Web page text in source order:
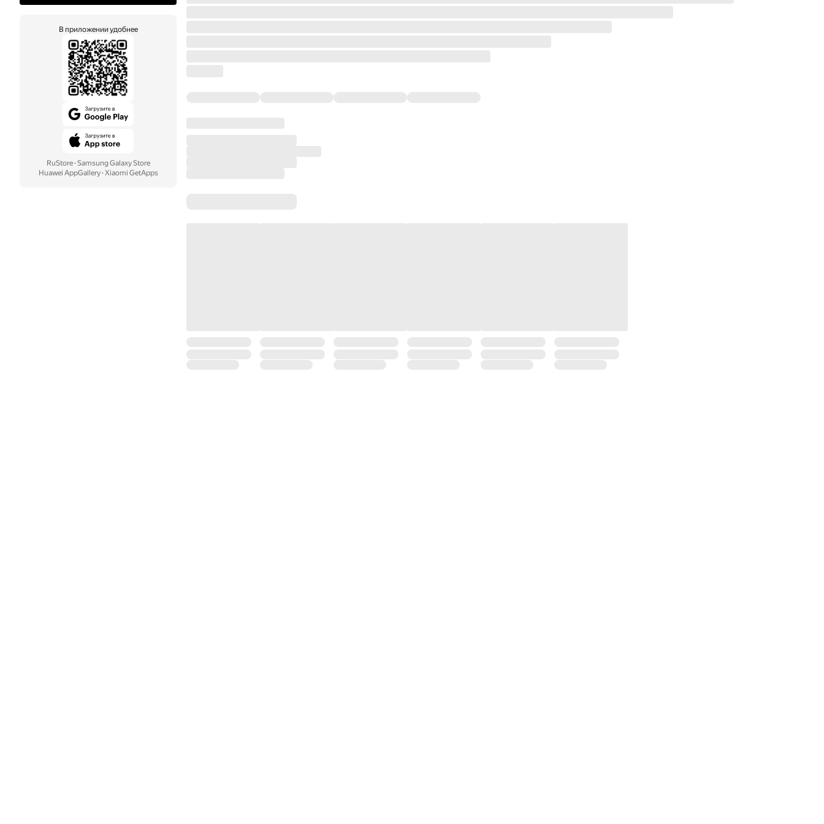
В приложении удобнее
RuStore· Samsung Galaxy Store
Huawei AppGallery· Xiaomi GetApps